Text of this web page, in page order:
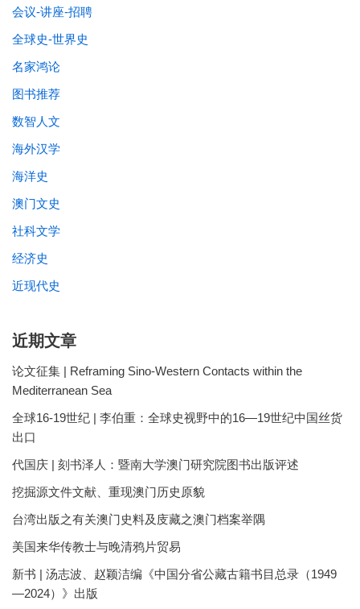
会议-讲座-招聘
全球史-世界史
名家鸿论
图书推荐
数智人文
海外汉学
海洋史
澳门文史
社科文学
经济史
近现代史
近期文章
论文征集 | Reframing Sino-Western Contacts within the
Mediterranean Sea
全球16-19世纪 | 李伯重：全球史视野中的16—19世纪中国丝货
出口
代国庆 | 刻书泽人：暨南大学澳门研究院图书出版评述
挖掘源文件文献、重现澳门历史原貌
台湾出版之有关澳门史料及庋藏之澳门档案举隅
美国来华传教士与晚清鸦片贸易
新书 | 汤志波、赵颖洁编《中国分省公藏古籍书目总录（1949
—2024）》出版